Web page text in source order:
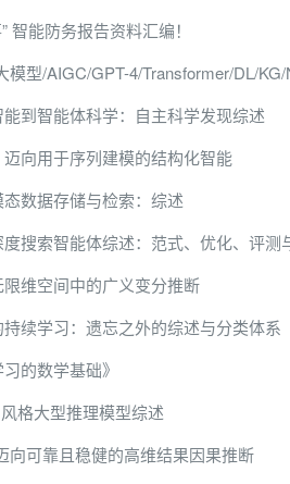
智能防务报告资料汇编！
模型/AIGC/GPT-4/Transformer/DL/
到智能体科学：自主科学发现综述
迈向用于序列建模的结构化智能
数据存储与检索：综述
搜索智能体综述：范式、优化、评测
限维空间中的广义变分推断
续学习：遗忘之外的综述与分类体系
的数学基础》
格大型推理模型综述
向可靠且稳健的高维结果因果推断